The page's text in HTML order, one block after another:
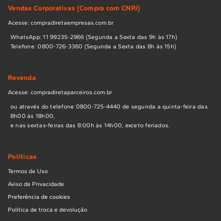
performance. Agilidade e precisão para refeições
Fogão 5 Bocas Inox: A versatilidade que sua
criatividade pede.
quem ama cozinhar, testar receitas e precisa de espaço
para panelas maiores. Liberdade para criar sem limites.
Fogão 6 Bocas Inox: Para quem cozinha sem
limites e com a casa cheia.
adora receber os amigos. Com ele, ninguém fica
esperando. É potência e espaço de sobra para grandes
momentos.
Como escolher o seu novo Fogão?
Vendas Corporativas (Compra com CNPJ)
Acesse: compradiretaempresas.com.br
WhatsApp: 11 99235-2966 (Segunda a Sexta das 9h às 17h)
Telefone: 0800-726-3360 (Segunda a Sexta das 8h às 15h)
Revenda
Acesse: compradiretaparceiros.com.br
ou através do telefone 0800-725-4440 de segunda a quinta-feira das
8h00 às 18h00,
e nas sextas-feiras das 8:00h às 14h00, exceto feriados.
Políticas
Termos de Uso
Aviso de Privacidade
Preferência de cookies
Política de troca e devolução